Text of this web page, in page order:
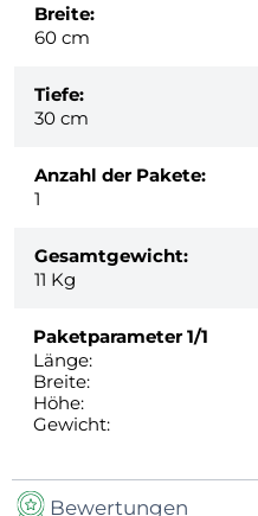
Breite:
60 cm
Tiefe:
30 cm
Anzahl der Pakete:
1
Gesamtgewicht:
11 Kg
Paketparameter1/1
Länge:
Breite:
Höhe:
Gewicht:
Bewertungen